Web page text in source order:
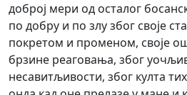
доброј мери од осталог
по добру и по злу због своје
покретом и променом, своје
брзине реаговања, због
несавитљивости, због култа